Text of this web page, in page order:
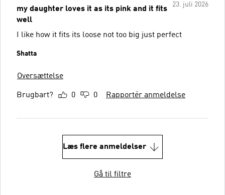
23. juli 2026
my daughter loves it as its pink and it fits
well
I like how it fits its loose not too big just perfect
Shatta
Oversættelse
Brugbart? 0 0 Rapportér anmeldelse
Læs flere anmeldelser
Gå til filtre